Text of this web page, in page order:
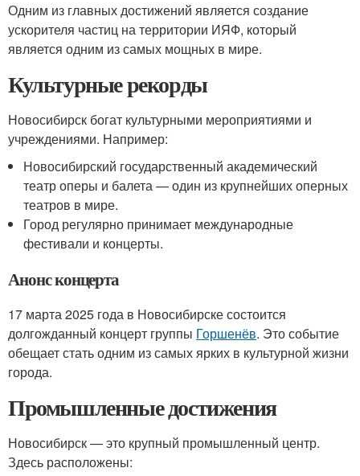
Одним из главных достижений является создание
ускорителя частиц на территории ИЯФ, который
является одним из самых мощных в мире.
Культурные рекорды
Новосибирск богат культурными мероприятиями и
учреждениями. Например:
Новосибирский государственный академический
театр оперы и балета — один из крупнейших оперных
театров в мире.
Город регулярно принимает международные
фестивали и концерты.
Анонс концерта
17 марта 2025 года в Новосибирске состоится
долгожданный концерт группы Горшенёв. Это событие
обещает стать одним из самых ярких в культурной жизни
города.
Промышленные достижения
Новосибирск — это крупный промышленный центр.
Здесь расположены: